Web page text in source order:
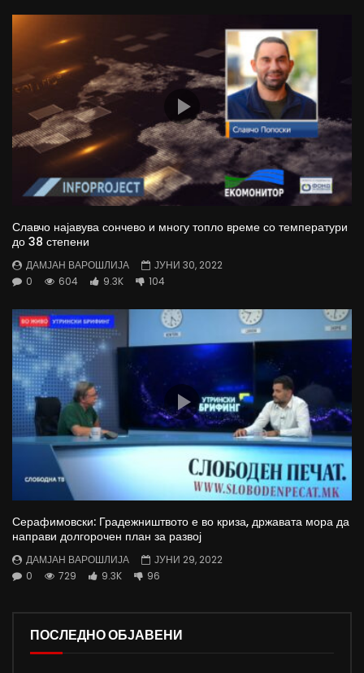
Славчо најавува сончево и многу топло време со температури
до 38 степени
ДАМЈАН ВАРОШЛИЈА
ЈУНИ 30, 2022
0
604 9.3K 104
Серафимовски: Градежништвото е во криза, државата мора да
направи долгорочен план за развој
ДАМЈАН ВАРОШЛИЈА
ЈУНИ 29, 2022
0
729 9.3K 96
ПОСЛЕДНО ОБЈАВЕНИ